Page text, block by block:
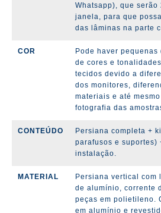
Whatsapp), que serão
janela, para que
das lâminas na parte
COR
Pode haver
de cores e
tecidos devido a
dos monitores,
materiais e até
fotografia das
CONTEÚDO Persiana completa +
parafusos e suportes)
instalação.
MATERIAL
Persiana vertical com
de alumínio, corrente
peças em polietileno.
em alumínio e